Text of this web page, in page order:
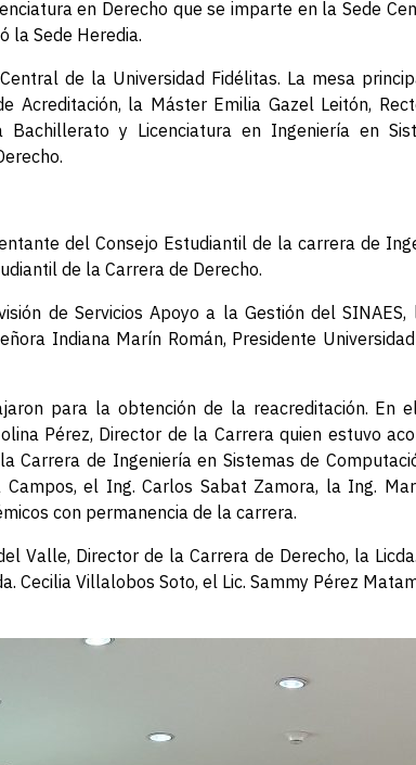
en Derecho que se imparte en la Sede
la Sede Heredia.
de la Universidad Fidélitas. La mesa
Acreditación, la Máster Emilia Gazel Leitón,
y Licenciatura en Ingeniería en
del Consejo Estudiantil de la carrera de
de la Carrera de Derecho.
de Servicios Apoyo a la Gestión del SINAES,
Indiana Marín Román, Presidente
para la obtención de la reacreditación. En
Pérez, Director de la Carrera quien estuvo
Carrera de Ingeniería en Sistemas de
el Ing. Carlos Sabat Zamora, la Ing.
con permanencia de la carrera.
Valle, Director de la Carrera de Derecho, la
Cecilia Villalobos Soto, el Lic. Sammy Pérez